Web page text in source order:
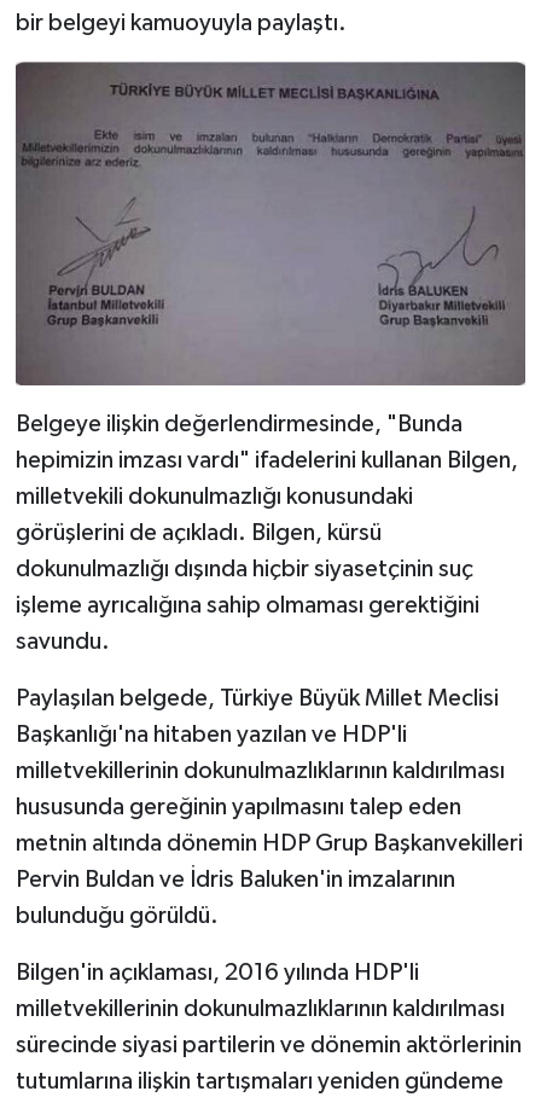
bir belgeyi kamuoyuyla paylaştı.
Belgeye ilişkin değerlendirmesinde, "Bunda
hepimizin imzası vardı" ifadelerini kullanan Bilgen,
milletvekili dokunulmazlığı konusundaki
görüşlerini de açıkladı. Bilgen, kürsü
dokunulmazlığı dışında hiçbir siyasetçinin suç
işleme ayrıcalığına sahip olmaması gerektiğini
savundu.
Paylaşılan belgede, Türkiye Büyük Millet Meclisi
Başkanlığı'na hitaben yazılan ve HDP'li
milletvekillerinin dokunulmazlıklarının kaldırılması
hususunda gereğinin yapılmasını talep eden
metnin altında dönemin HDP Grup Başkanvekilleri
Pervin Buldan ve İdris Baluken'in imzalarının
bulunduğu görüldü.
Bilgen'in açıklaması, 2016 yılında HDP'li
milletvekillerinin dokunulmazlıklarının kaldırılması
sürecinde siyasi partilerin ve dönemin aktörlerinin
tutumlarına ilişkin tartışmaları yeniden gündeme